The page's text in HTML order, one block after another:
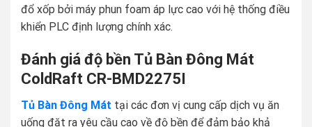
đổ xốp bởi máy phun foam áp lực cao với hệ thống điều
khiển PLC định lượng chính xác.
Đánh giá độ bền Tủ Bàn Đông Mát
ColdRaft CR-BMD2275I
Tủ Bàn Đông Mát tại các đơn vị cung cấp dịch vụ ăn
uống đặt ra yêu cầu cao về độ bền để đảm bảo khả